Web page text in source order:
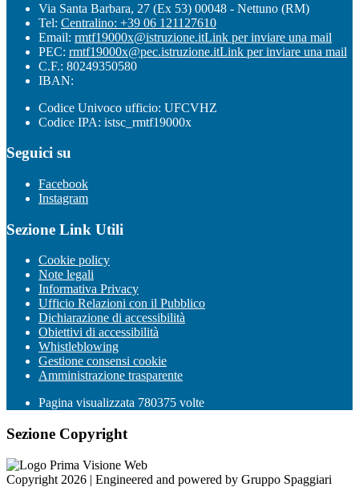
Via Santa Barbara, 27 (Ex 53) 00048 - Nettuno (RM)
Tel: Centralino: +39 06 121127610
Email: rmtf19000x@istruzione.itLink per inviare una mail
PEC: rmtf19000x@pec.istruzione.itLink per inviare una mail
C.F.: 80249350580
IBAN:
Codice Univoco ufficio: UFCVHZ
Codice IPA: istsc_rmtf19000x
Seguici su
Facebook
Instagram
Sezione Link Utili
Cookie policy
Note legali
Informativa Privacy
Ufficio Relazioni con il Pubblico
Dichiarazione di accessibilità
Obiettivi di accessibilità
Whistleblowing
Gestione consensi cookie
Amministrazione trasparente
Pagina visualizzata 780375 volte
Sezione Copyright
Copyright 2026 | Engineered and powered by Gruppo Spaggiari